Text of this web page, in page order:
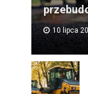
10 lipca